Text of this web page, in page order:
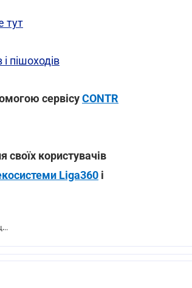
тут
пішоходів
сервісуCONTR
своїх користувачів
Liga360 і
У 2021 проведуть реформу таксі і розширять систему автофіксації порушень ПДР